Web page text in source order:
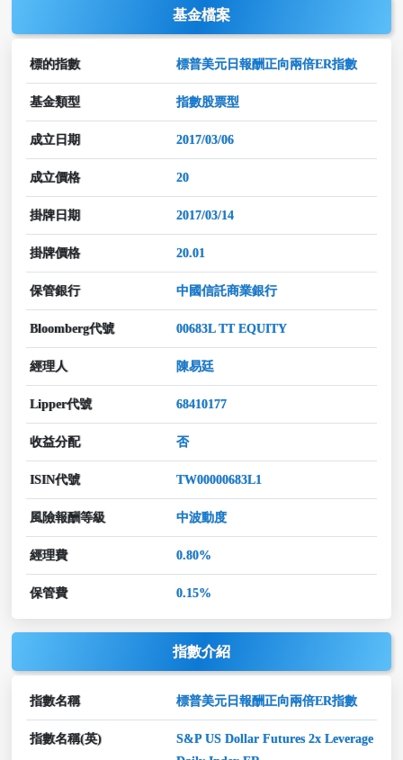
基金檔案
標的指數 標普美元日報酬正向兩倍ER指數
基金類型 指數股票型
成立日期 2017/03/06
成立價格 20
掛牌日期 2017/03/14
掛牌價格 20.01
保管銀行 中國信託商業銀行
Bloomberg代號 00683L TT EQUITY
經理人 陳易廷
Lipper代號 68410177
收益分配 否
ISIN代號 TW00000683L1
風險報酬等級 中波動度
經理費 0.80%
保管費 0.15%
指數介紹
指數名稱 標普美元日報酬正向兩倍ER指數
指數名稱(英)
S&P US Dollar Futures 2x Leverage